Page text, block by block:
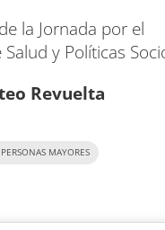
la Jornada por el
y Políticas
Revuelta
MAYORES